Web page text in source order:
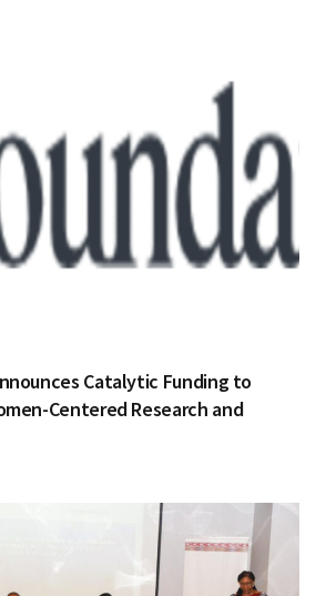
Catalytic Funding to
Centered Research and